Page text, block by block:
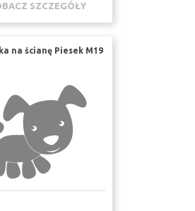
SZCZEGÓŁY
na ścianę Piesek M19